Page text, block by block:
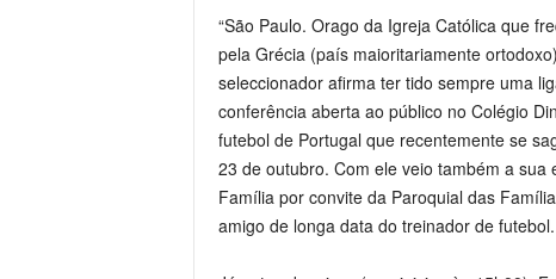
“São Paulo. Orago da Igreja Católica que
pela Grécia (país maioritariamente
seleccionador afirma ter tido sempre uma
conferência aberta ao público no Colégio
futebol de Portugal que recentemente se
23 de outubro. Com ele veio também a
Família por convite da Paroquial das
amigo de longa data do treinador de futebol.